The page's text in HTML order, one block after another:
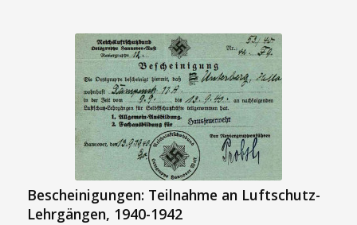
Bescheinigungen: Teilnahme an Luftschutz-
Lehrgängen, 1940-1942